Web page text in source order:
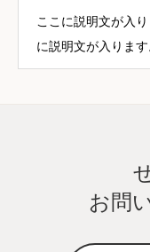
ここに説明文が入
に説明文が入りま
こに説明文が入り
お問